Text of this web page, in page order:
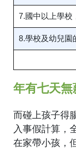
7.國中以上學校
8.學校及幼兒園
年有七天
而碰上孩子得
入事假計算，
在家帶小孩，